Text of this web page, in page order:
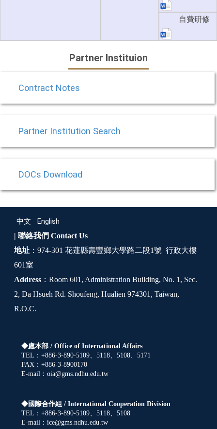
自費研修
Partner Instituion
Contract Notes
Partner Institution Search
DOCs Download
中文 English
| 聯絡我們 Contact Us
地址 ：974-301 花蓮縣壽豐鄉大學路二段1號 行政大樓
601室
Address ：Room 601, Administration Building, No. 1, Sec.
2, Da Hsueh Rd. Shoufeng, Hualien 974301, Taiwan,
R.O.C.
◆處本部 / Office of International Affairs
TEL：+886-3-890-5109、5118、5108、5171
FAX：+886-3-8900170
E-mail：oia@gms.ndhu.edu.tw
◆國際合作組 / International Cooperation Division
TEL：+886-3-890-5109、5118、5108
E-mail：ice@gms.ndhu.edu.tw